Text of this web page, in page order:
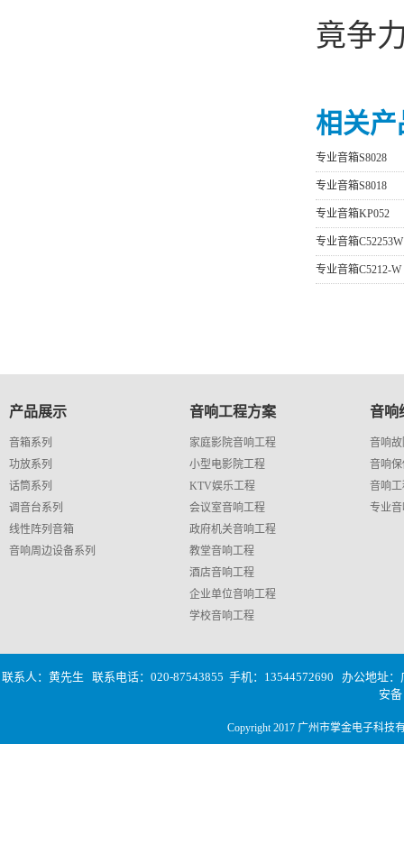
竟争
相关产
专业音箱S8028
专业音箱S8018
专业音箱KP052
专业音箱C52253W
专业音箱C5212-W
产品展示
音箱系列
功放系列
话筒系列
调音台系列
线性阵列音箱
音响周边设备系列
音响工程方案
家庭影院音响工程
小型电影院工程
KTV娱乐工程
会议室音响工程
政府机关音响工程
教堂音响工程
酒店音响工程
企业单位音响工程
学校音响工程
音响
音响
音响
音响
专业
联系人：黄先生 联系电话：020-87543855 手机：13544572690
办公地址
安备
Copyright 2017 广州市掌金电子科技